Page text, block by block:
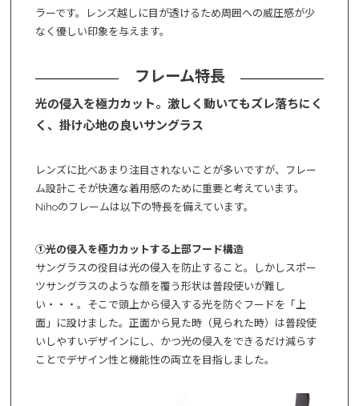
ラーです。レンズ越しに目が透けるため周囲への威圧感が少
なく優しい印象を与えます。
フレーム特長
光の侵入を極力カット。激しく動いてもズレ落ちにく
く、掛け心地の良いサングラス
レンズに比べあまり注目されないことが多いですが、フレー
ム設計こそが快適な着用感のために重要と考えています。
Nihoのフレームは以下の特長を備えています。
①光の侵入を極力カットする上部フード構造
サングラスの役目は光の侵入を防止すること。しかしスポー
ツサングラスのような顔を覆う形状は普段使いが難し
い・・・。そこで頭上から侵入する光を防ぐフードを「上
面」に設けました。正面から見た時（見られた時）は普段使
いしやすいデザインにし、かつ光の侵入をできるだけ減らす
ことでデザイン性と機能性の両立を目指しました。